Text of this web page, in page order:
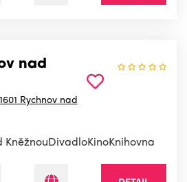
nad
Rychnov nad
KněžnouDivadloKinoKnihovna